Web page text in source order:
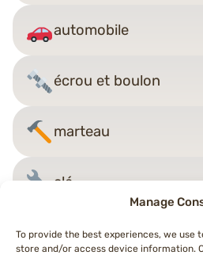
Manage
To provide the best experiences, we use
store and/or access device information.
automobile
écrou et boulon
marteau
clé